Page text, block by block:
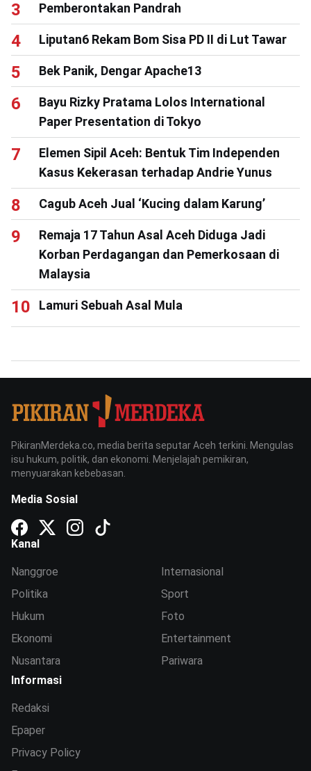
Pemberontakan Pandrah
Liputan6 Rekam Bom Sisa PD II di Lut Tawar
Bek Panik, Dengar Apache13
Bayu Rizky Pratama Lolos International
Paper Presentation di Tokyo
Elemen Sipil Aceh: Bentuk Tim Independen
Kasus Kekerasan terhadap Andrie Yunus
Cagub Aceh Jual ‘Kucing dalam Karung’
Remaja 17 Tahun Asal Aceh Diduga Jadi
Korban Perdagangan dan Pemerkosaan di
Malaysia
Lamuri Sebuah Asal Mula
PikiranMerdeka.co, media berita seputar Aceh terkini. Mengulas
isu hukum, politik, dan ekonomi. Menjelajah pemikiran,
menyuarakan kebebasan.
Media Sosial
Kanal
Nanggroe
Politika
Hukum
Ekonomi
Nusantara
Internasional
Sport
Foto
Entertainment
Pariwara
Informasi
Redaksi
Epaper
Privacy Policy